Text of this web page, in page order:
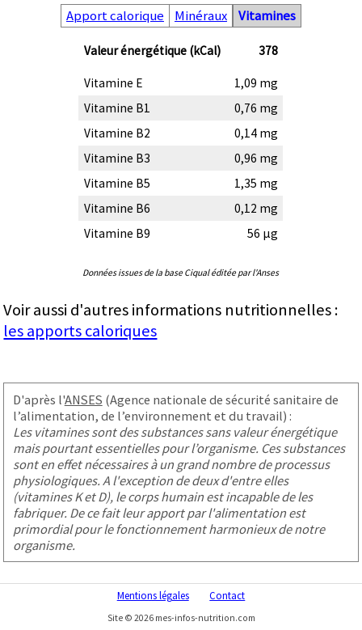
Apport calorique Minéraux Vitamines
Valeur énergétique (kCal) 378
Vitamine E
1,09 mg
Vitamine B1
0,76 mg
Vitamine B2
0,14 mg
Vitamine B3
0,96 mg
Vitamine B5
1,35 mg
Vitamine B6
0,12 mg
Vitamine B9
56 µg
Données issues de la base Ciqual éditée par l'Anses
Voir aussi d'autres informations nutritionnelles :
les apports caloriques
D'après l'ANSES (Agence nationale de sécurité sanitaire de
l’alimentation, de l’environnement et du travail) :
Les vitamines sont des substances sans valeur énergétique
mais pourtant essentielles pour l’organisme. Ces substances
sont en effet nécessaires à un grand nombre de processus
physiologiques. A l'exception de deux d'entre elles
(vitamines K et D), le corps humain est incapable de les
fabriquer. De ce fait leur apport par l'alimentation est
primordial pour le fonctionnement harmonieux de notre
organisme.
Mentions légales Contact
Site © 2026 mes-infos-nutrition.com